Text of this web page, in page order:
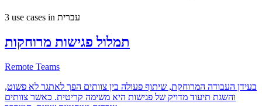
3 use cases in עברית
תמלול פגישות מרוחקות
Remote Teams
בעידן העבודה המרוחקת, שיתוף פעולה בין צוותים הפך לאתגר לא פשוט,
והשגת תיעוד מדויק של פגישות היא משימה קריטית. כאשר צוותים